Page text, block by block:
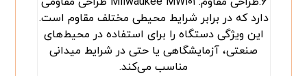
دارد که در برابر شرایط محیطی مختلف مقاوم است.
این ویژگی دستگاه را برای استفاده در محیط‌های
صنعتی، آزمایشگاهی یا حتی در شرایط میدانی
مناسب می‌کند.